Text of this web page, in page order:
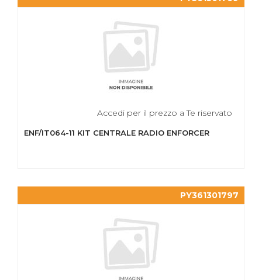
Accedi per il prezzo a Te riservato
ENF/IT064-11 KIT CENTRALE RADIO ENFORCER
PY361301797